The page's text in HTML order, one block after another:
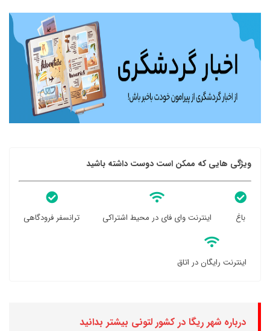
ویژگی هایی که ممکن است دوست داشته باشید
باغ اینترنت وای فای در محیط اشتراکی ترانسفر فرودگاهی
اینترنت رایگان در اتاق
درباره شهر ریگا در کشور لتونی بیشتر بدانید